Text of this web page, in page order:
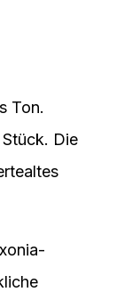
Ton.
Die